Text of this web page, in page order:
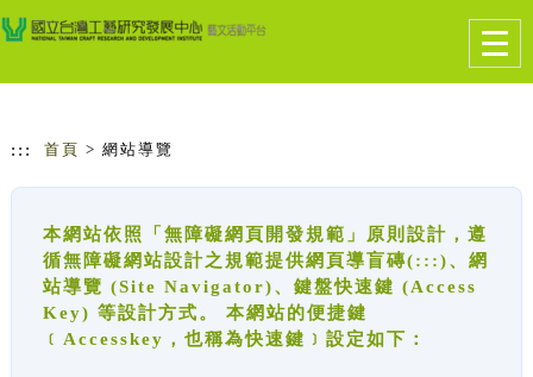
跳到主要內容
網站導覽
::: 首頁 > 網站導覽
本網站依照「無障礙網頁開發規範」原則設計，遵
循無障礙網站設計之規範提供網頁導盲磚(:::)、網
站導覽 (Site Navigator)、鍵盤快速鍵 (Access
Key) 等設計方式。 本網站的便捷鍵
﹝Accesskey，也稱為快速鍵﹞設定如下：